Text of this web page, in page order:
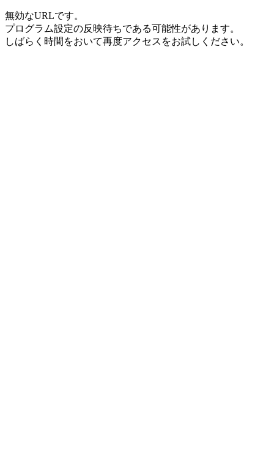
無効なURLです。
プログラム設定の反映待ちである可能性があります。
しばらく時間をおいて再度アクセスをお試しください。